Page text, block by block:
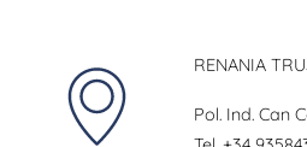
RENANIA
Pol. Ind. Can